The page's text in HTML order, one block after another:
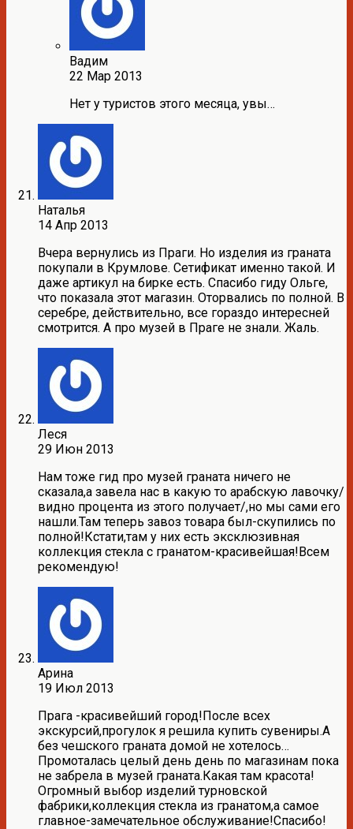
Вадим
22 Мар 2013
Нет у туристов этого месяца, увы…
Наталья
14 Апр 2013
Вчера вернулись из Праги. Но изделия из граната
покупали в Крумлове. Сетификат именно такой. И
даже артикул на бирке есть. Спасибо гиду Ольге,
что показала этот магазин. Оторвались по полной. В
серебре, действительно, все гораздо интересней
смотрится. А про музей в Праге не знали. Жаль.
Леся
29 Июн 2013
Нам тоже гид про музей граната ничего не
сказала,а завела нас в какую то арабскую лавочку/
видно процента из этого получает/,но мы сами его
нашли.Там теперь завоз товара был-скупились по
полной!Кстати,там у них есть эксклюзивная
коллекция стекла с гранатом-красивейшая!Всем
рекомендую!
Арина
19 Июл 2013
Прага -красивейший город!После всех
экскурсий,прогулок я решила купить сувениры.А
без чешского граната домой не хотелось…
Промоталась целый день день по магазинам пока
не забрела в музей граната.Какая там красота!
Огромный выбор изделий турновской
фабрики,коллекция стекла из гранатом,а самое
главное-замечательное обслуживание!Спасибо!